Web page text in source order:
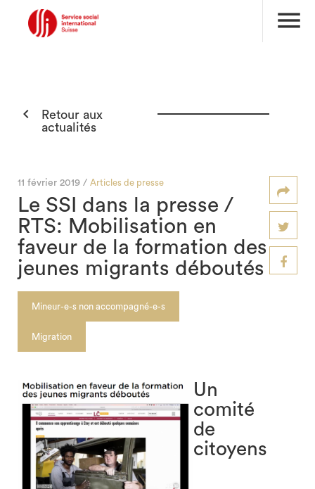
menu

Retour aux
actualités
11 février 2019 / Articles de presse
Le SSI dans la presse /
RTS: Mobilisation en
faveur de la formation des
jeunes migrants déboutés
Mineur-e-s non accompagné-e-s
Migration
Un
comité
de
citoyens